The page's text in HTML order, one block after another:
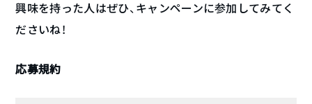
興味を持った人はぜひ、キャンペーンに参加してみてく
ださいね！
応募規約